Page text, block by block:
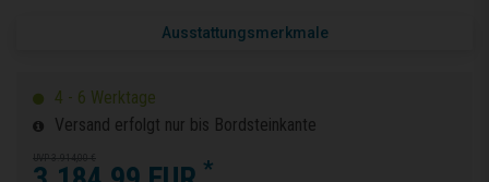
Ausstattungsmerkmale
4 - 6 Werktage
Versand erfolgt nur bis Bordsteinkante
UVP 3.914,00 € *